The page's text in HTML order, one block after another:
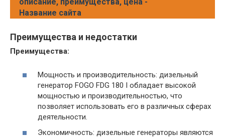
Название сайта
Преимущества и недостатки
Преимущества:
Мощность и производительность: дизельный
генератор FOGO FDG 180 I обладает высокой
мощностью и производительностью, что
позволяет использовать его в различных сферах
деятельности.
Экономичность: дизельные генераторы являются